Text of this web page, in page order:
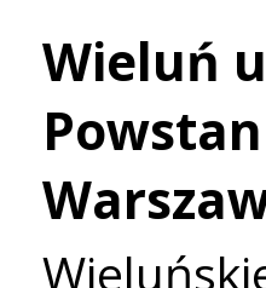
Wieluń